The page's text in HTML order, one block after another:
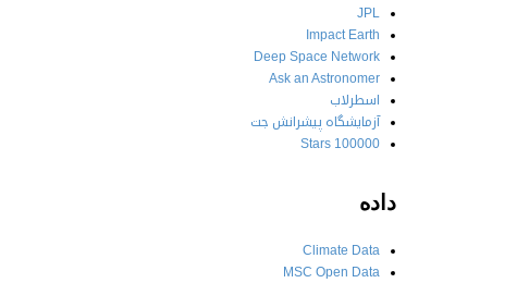
JPL
Impact Earth
Deep Space Network
Ask an Astronomer
اسطرلاب
آزمایشگاه پیشرانش جت
100000 Stars
داده
Climate Data
MSC Open Data